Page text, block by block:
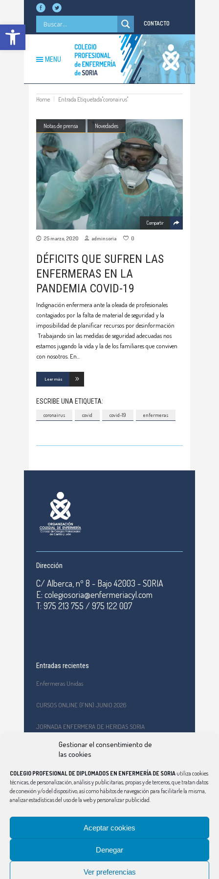
Abrir barra de herramientas
Gestionar el consentimiento de
las cookies
COLEGIO PROFESIONAL DE DIPLOMADOS EN ENFERMERÍA DE SORIA utiliza cookies
técnicas, de personalización, análisis y publicitarias, propias y de terceros, que tratan datos
de conexión y/o del dispositivo, así como hábitos de navegación para facilitarle la misma,
analizar estadísticas del uso de la web y personalizar publicidad.
Aceptar cookies
Denegar
Ver preferencias
CONTACTO
MENU
Home Entrada Etiquetada"coronairus"
Notas de prensa Novedades
Compartir
25 marzo, 2020 adminsoria 0
DÉFICITS QUE SUFREN LAS
ENFERMERAS EN LA
PANDEMIA COVID-19
Indignación enfermera ante la oleada de profesionales
contagiados por la falta de material de seguridad y la
imposibilidad de planificar recursos por desinformación
Trabajando sin las medidas de seguridad adecuadas nos
estamos jugando la vida y la de los familiares que conviven
con nosotros. En
Leer más
ESCRIBE UNA ETIQUETA:
coronairus covid covid-19 enfermeras
Dirección
C/ Alberca, nº 8 - Bajo 42003 - SORIA
E: colegiosoria@enfermeriacyl.com
T: 975 213 755 / 975 122 007
Entradas recientes
Enfermeras Unidas
CURSOS ONLINE (FNN) JUNIO 2026
JORNADA ENFERMERA DE HERIDAS SORIA
Formación en primeros auxilios y prevención de riesgos
laborales en el CEPA Celtiberia
Curso Ciberindex junio 2026 – AT7 – Cuidados a mujeres
víctimas de violencia de género
BURGOS